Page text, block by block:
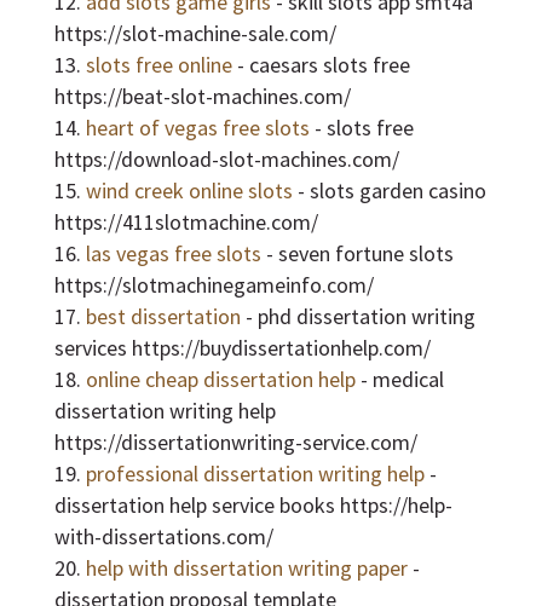
https://slot-machine-sale.com/
slots free online- caesars slots free
https://beat-slot-machines.com/
heart of vegas free slots - slots free
https://download-slot-machines.com/
wind creek online slots - slots garden casino
https://411slotmachine.com/
las vegas free slots - seven fortune slots
https://slotmachinegameinfo.com/
best dissertation - phd dissertation writing
services https://buydissertationhelp.com/
online cheap dissertation help- medical
dissertation writing help
https://dissertationwriting-service.com/
professional dissertation writing help-
dissertation help service books https://help-
with-dissertations.com/
help with dissertation writing paper-
dissertation proposal template